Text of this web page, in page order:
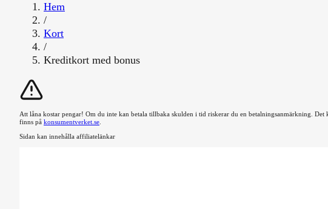
Hem
/
Kort
/
Kreditkort med bonus
Att låna kostar pengar! Om du inte kan betala tillbaka skulden i tid riskerar du en betalningsanmärkning.
finns på konsumentverket.se
Sidan kan innehålla affiliatelänkar